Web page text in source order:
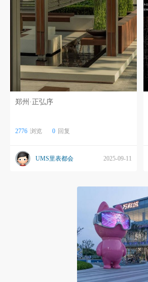
郑州·正弘序
2776 浏览 0 回复
UMS里表都会 2025-09-11